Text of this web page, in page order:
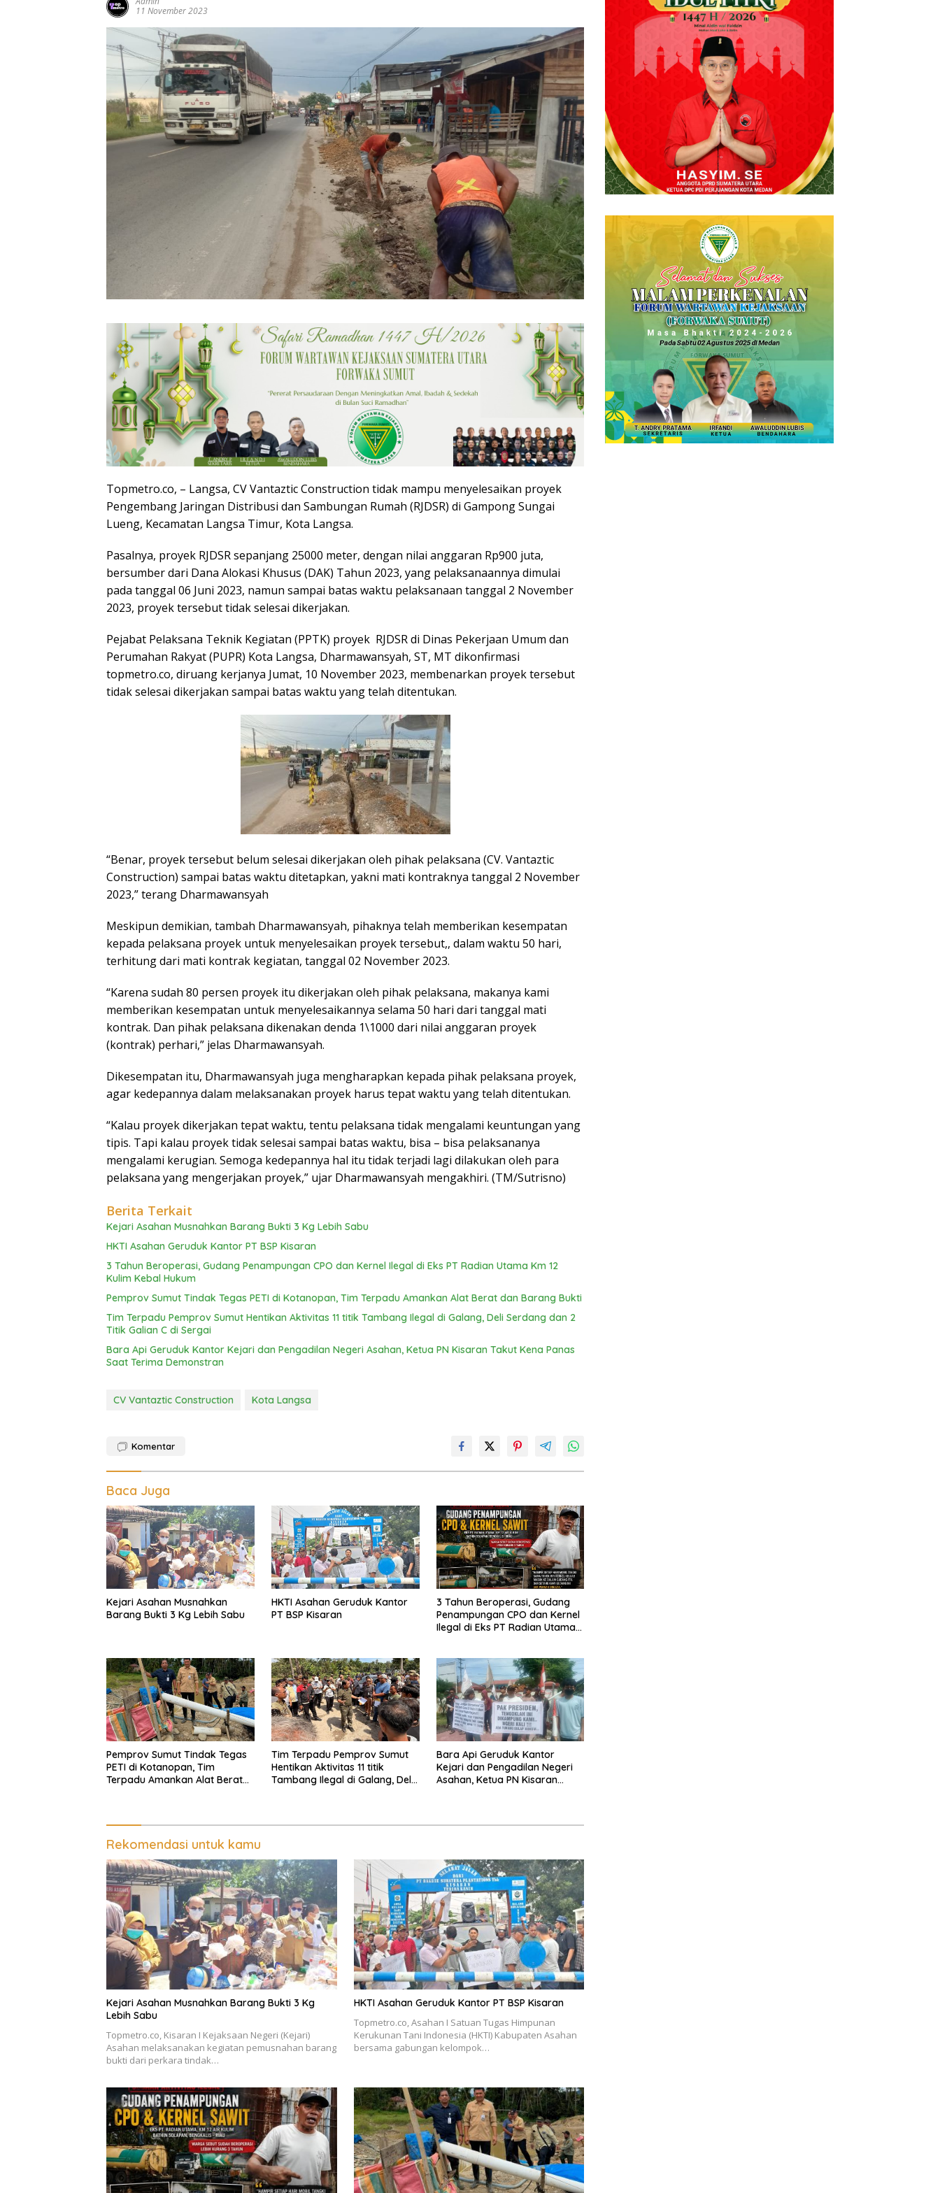
11 November 2023
Topmetro.co, – Langsa, CV Vantaztic Construction tidak mampu menyelesaikan proyek
Pengembang Jaringan Distribusi dan Sambungan Rumah (RJDSR) di Gampong Sungai
Lueng, Kecamatan Langsa Timur, Kota Langsa.
Pasalnya, proyek RJDSR sepanjang 25000 meter, dengan nilai anggaran Rp900 juta,
bersumber dari Dana Alokasi Khusus (DAK) Tahun 2023, yang pelaksanaannya dimulai
pada tanggal 06 Juni 2023, namun sampai batas waktu pelaksanaan tanggal 2 November
2023, proyek tersebut tidak selesai dikerjakan.
Pejabat Pelaksana Teknik Kegiatan (PPTK) proyek RJDSR di Dinas Pekerjaan Umum dan
Perumahan Rakyat (PUPR) Kota Langsa, Dharmawansyah, ST, MT dikonfirmasi
topmetro.co, diruang kerjanya Jumat, 10 November 2023, membenarkan proyek tersebut
tidak selesai dikerjakan sampai batas waktu yang telah ditentukan.
“Benar, proyek tersebut belum selesai dikerjakan oleh pihak pelaksana (CV. Vantaztic
Construction) sampai batas waktu ditetapkan, yakni mati kontraknya tanggal 2 November
2023,” terang Dharmawansyah
Meskipun demikian, tambah Dharmawansyah, pihaknya telah memberikan kesempatan
kepada pelaksana proyek untuk menyelesaikan proyek tersebut,, dalam waktu 50 hari,
terhitung dari mati kontrak kegiatan, tanggal 02 November 2023.
“Karena sudah 80 persen proyek itu dikerjakan oleh pihak pelaksana, makanya kami
memberikan kesempatan untuk menyelesaikannya selama 50 hari dari tanggal mati
kontrak. Dan pihak pelaksana dikenakan denda 1\1000 dari nilai anggaran proyek
(kontrak) perhari,” jelas Dharmawansyah.
Dikesempatan itu, Dharmawansyah juga mengharapkan kepada pihak pelaksana proyek,
agar kedepannya dalam melaksanakan proyek harus tepat waktu yang telah ditentukan.
“Kalau proyek dikerjakan tepat waktu, tentu pelaksana tidak mengalami keuntungan yang
tipis. Tapi kalau proyek tidak selesai sampai batas waktu, bisa – bisa pelaksananya
mengalami kerugian. Semoga kedepannya hal itu tidak terjadi lagi dilakukan oleh para
pelaksana yang mengerjakan proyek,” ujar Dharmawansyah mengakhiri. (TM/Sutrisno)
Berita Terkait
Kejari Asahan Musnahkan Barang Bukti 3 Kg Lebih Sabu
HKTI Asahan Geruduk Kantor PT BSP Kisaran
3 Tahun Beroperasi, Gudang Penampungan CPO dan Kernel Ilegal di Eks PT Radian Utama Km 12
Kulim Kebal Hukum
Pemprov Sumut Tindak Tegas PETI di Kotanopan, Tim Terpadu Amankan Alat Berat dan Barang Bukti
Tim Terpadu Pemprov Sumut Hentikan Aktivitas 11 titik Tambang Ilegal di Galang, Deli Serdang dan 2
Titik Galian C di Sergai
Bara Api Geruduk Kantor Kejari dan Pengadilan Negeri Asahan, Ketua PN Kisaran Takut Kena Panas
Saat Terima Demonstran
CV Vantaztic Construction Kota Langsa
Komentar
Baca Juga
Kejari Asahan Musnahkan
Barang Bukti 3 Kg Lebih Sabu
HKTI Asahan Geruduk Kantor
PT BSP Kisaran
3 Tahun Beroperasi, Gudang
Penampungan CPO dan Kernel
Ilegal di Eks PT Radian Utama
Pemprov Sumut Tindak Tegas
PETI di Kotanopan, Tim
Terpadu Amankan Alat Berat
Tim Terpadu Pemprov Sumut
Hentikan Aktivitas 11 titik
Tambang Ilegal di Galang, Deli
Bara Api Geruduk Kantor
Kejari dan Pengadilan Negeri
Asahan, Ketua PN Kisaran
Rekomendasi untuk kamu
Kejari Asahan Musnahkan Barang Bukti 3 Kg
Lebih Sabu
Topmetro.co, Kisaran I Kejaksaan Negeri (Kejari)
Asahan melaksanakan kegiatan pemusnahan barang
bukti dari perkara tindak…
HKTI Asahan Geruduk Kantor PT BSP Kisaran
Topmetro.co, Asahan I Satuan Tugas Himpunan
Kerukunan Tani Indonesia (HKTI) Kabupaten Asahan
bersama gabungan kelompok…